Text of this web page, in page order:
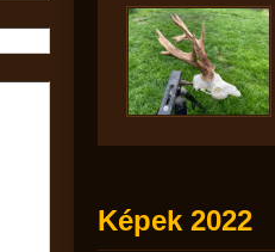
Képek 2022